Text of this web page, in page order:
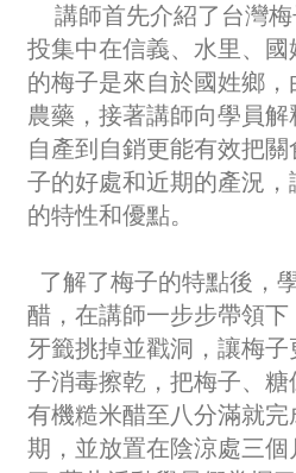
講師首先介紹了台灣
投集中在信義、水里、
的梅子是來自於國姓鄉
農藥，接著講師向學員
自產到自銷更能有效把
子的好處和近期的產況
的特性和優點。
了解了梅子的特點後，
醋，在講師一步步帶領
牙籤挑掉並戳洞，讓梅
子消毒擦乾，把梅子、糖
有機糙米醋至八分滿就完
期，並放置在陰涼處三